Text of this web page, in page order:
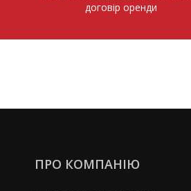
договір оренди
ПРО КОМПАНІЮ